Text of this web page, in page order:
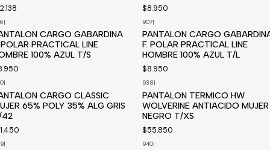
$8.950
|
CARGO GABARDINA
POLAR PRACTICAL LINE
100% AZUL T/S
907|
PANTALON CARGO
F. POLAR PRACTICAL LINE
HOMBRE 100% AZUL T/L
$8.950
|
CARGO CLASSIC
65% POLY 35% ALG GRIS
938|
PANTALON TERMICO HW
WOLVERINE ANTIACIDO MUJER
NEGRO T/XS
$55.850
| 940|